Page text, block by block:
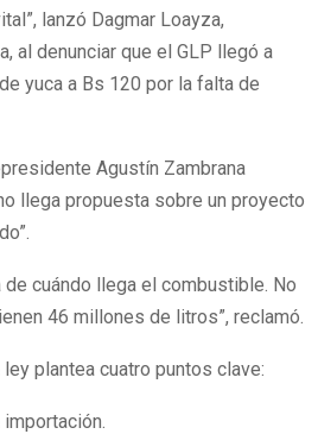
lanzó Dagmar Loayza,
al denunciar que el GLP llegó a
yuca a Bs 120 por la falta de
Agustín Zambrana
llega propuesta sobre un proyecto
de cuándo llega el combustible. No
46 millones de litros”, reclamó.
plantea cuatro puntos clave: